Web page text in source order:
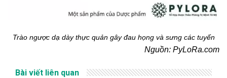
Trào ngược dạ dày thực quản gây đau họng và sưng các tuyến
Nguồn: PyLoRa.com
Bài viết liên quan